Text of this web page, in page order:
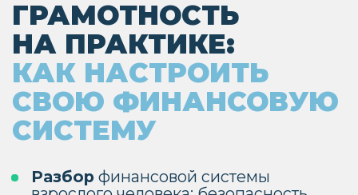
что нужно закрыть и с какого шага
начать.
СВОЮ ФИНАНСОВУЮ
СИСТЕМУ
Разбор финансовой системы
взрослого человека: безопасность,
подушка, страхование, бюджет,
инвестиции, пенсия, капитал для детей
и путь к финансовой свободе.